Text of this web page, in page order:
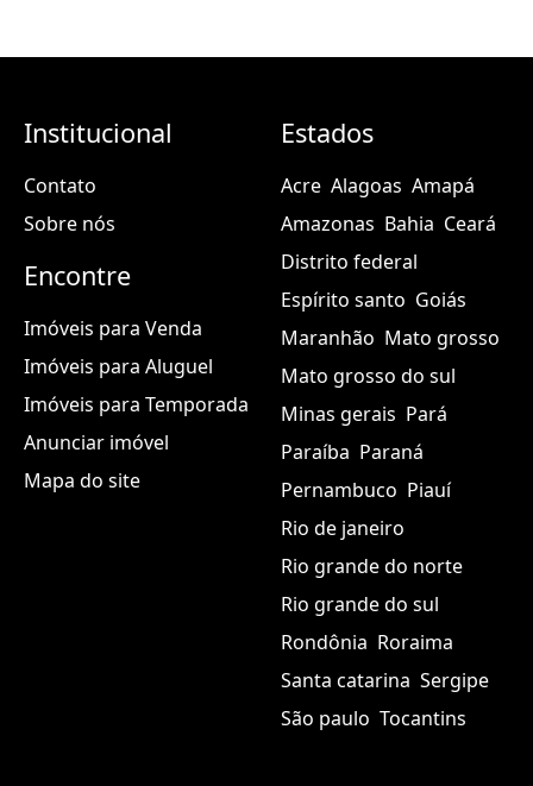
Institucional
Contato
Sobre nós
Encontre
Imóveis para Venda
Imóveis para Aluguel
Imóveis para Temporada
Anunciar imóvel
Mapa do site
Estados
Acre Alagoas Amapá
Amazonas Bahia Ceará
Distrito federal
Espírito santo Goiás
Maranhão Mato grosso
Mato grosso do sul
Minas gerais Pará
Paraíba Paraná
Pernambuco Piauí
Rio de janeiro
Rio grande do norte
Rio grande do sul
Rondônia Roraima
Santa catarina Sergipe
São paulo Tocantins